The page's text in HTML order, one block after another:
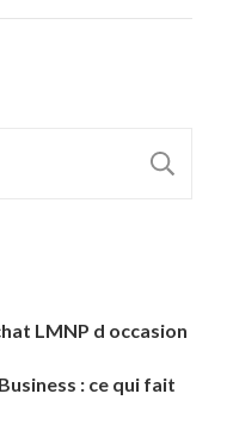
LMNP d occasion
: ce qui fait